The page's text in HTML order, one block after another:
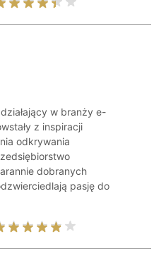
w branży e-
z inspiracji
odkrywania
dobranych
pasję do